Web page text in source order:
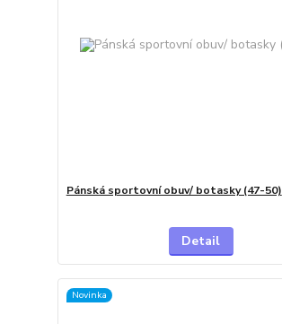
Pánská sportovní obuv/ botasky (47-50)
Detail
Novinka